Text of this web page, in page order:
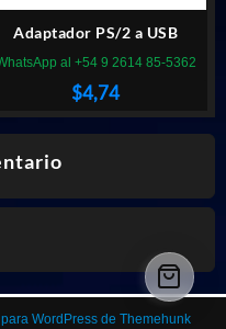
Adaptador PS/2 a USB
$4,74
al +54 9 2614 85-5362
WordPress de Themehunk